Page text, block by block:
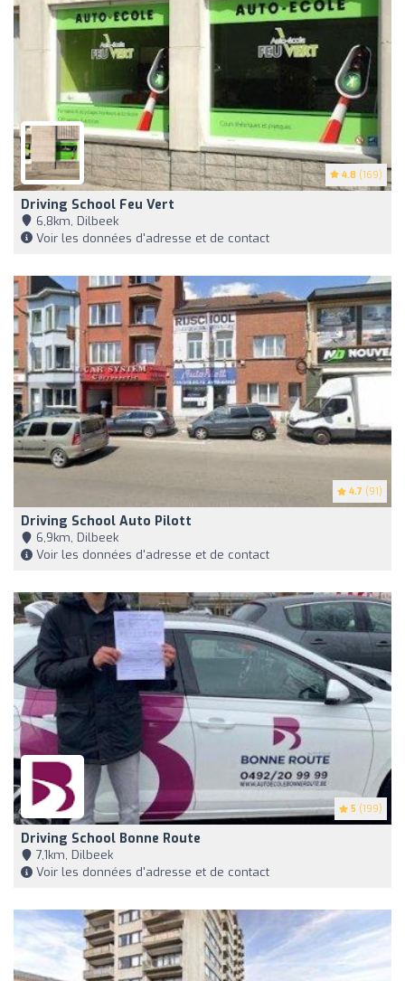
4.8 (169)
Driving School Feu Vert
6,8km, Dilbeek
Voir les données d'adresse et de contact
4.7 (91)
Driving School Auto Pilott
6,9km, Dilbeek
Voir les données d'adresse et de contact
5 (199)
Driving School Bonne Route
7,1km, Dilbeek
Voir les données d'adresse et de contact